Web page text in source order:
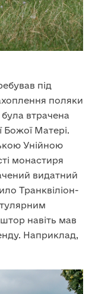
під
поляки
втрачена
Божої Матері.
Унійною
монастиря
видатний
Транквіліон-
навіть мав
Наприклад,